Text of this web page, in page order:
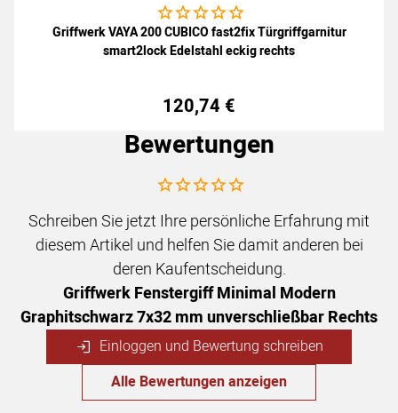
Noch keine Bewertungen abgegeben
Griffwerk VAYA 200 CUBICO fast2fix Türgriffgarnitur
smart2lock Edelstahl eckig rechts
120,74 €
Bewertungen
Noch keine Bewertungen abgegeben
Schreiben Sie jetzt Ihre persönliche Erfahrung mit
diesem Artikel und helfen Sie damit anderen bei
deren Kaufentscheidung.
Griffwerk Fenstergiff Minimal Modern
Graphitschwarz 7x32 mm unverschließbar Rechts
Einloggen und Bewertung schreiben
Alle Bewertungen anzeigen